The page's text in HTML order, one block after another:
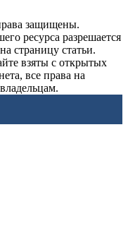
защищены.
ресурса разрешается
страницу статьи.
взяты с открытых
все права на